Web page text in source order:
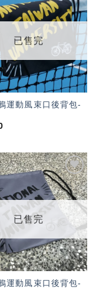
加入
「願
望輕
單」
已售完
運動風束口後背包-
加入
「願
望輕
單」
已售完
運動風束口後背包-